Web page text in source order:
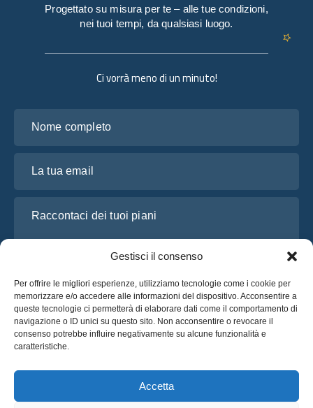
Gestisci il consenso
Per offrire le migliori esperienze, utilizziamo tecnologie come i cookie per
memorizzare e/o accedere alle informazioni del dispositivo. Acconsentire a
queste tecnologie ci permetterà di elaborare dati come il comportamento di
navigazione o ID unici su questo sito. Non acconsentire o revocare il
consenso potrebbe influire negativamente su alcune funzionalità e
caratteristiche.
Accetta
Ci vorrà meno di un minuto!
Ho letto e accetto l’
Richiedi un preventivo
Richiedi un preventivo
Progettato su misura per te – alle tue condizioni,
nei tuoi tempi, da qualsiasi luogo.